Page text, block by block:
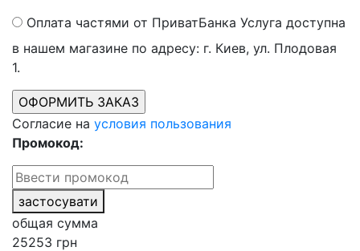
Оплата частями от ПриватБанка Услуга доступна
в нашем магазине по адресу: г. Киев, ул. Плодовая
1.
Согласие на условия пользования
Промокод:
застосувати
общая сумма
25253 грн